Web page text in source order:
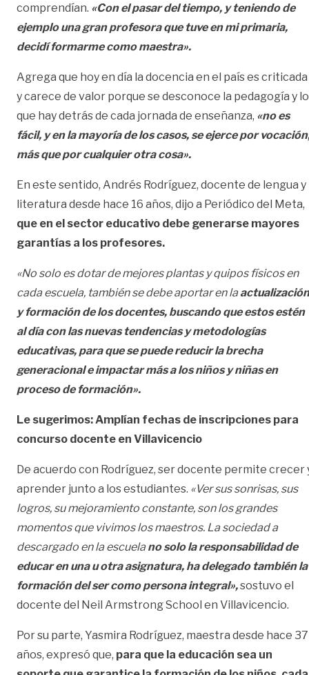
comprendían. «Con el pasar del tiempo, y teniendo de
ejemplo una gran profesora que tuve en mi primaria,
decidí formarme como maestra».
Agrega que hoy en día la docencia en el país es criticada
y carece de valor porque se desconoce la pedagogía y lo
que hay detrás de cada jornada de enseñanza, «no es
fácil, y en la mayoría de los casos, se ejerce por
más que por cualquier otra cosa».
En este sentido, Andrés Rodríguez, docente de lengua y
literatura desde hace 16 años, dijo a Periódico del Meta,
que en el sector educativo debe generarse mayores
garantías a los profesores.
«No solo es dotar de mejores plantas y quipos físicos en
cada escuela, también se debe aportar en laactualización
y formación de los docentes, buscando que estos estén
al día con las nuevas tendencias y metodologías
educativas, para que se puede reducir la brecha
generacional e impactar más a los niños y niñas en
proceso de formación».
Le sugerimos: Amplían fechas de inscripciones para
concurso docente en Villavicencio
De acuerdo con Rodríguez, ser docente permite crecer
aprender junto a los estudiantes. «Ver sus sonrisas, sus
logros, su mejoramiento constante, son los grandes
momentos que vivimos los maestros. La sociedad a
descargado en la escuelano solo la responsabilidad de
educar en una u otra asignatura, ha delegado también la
formación del ser como persona integral»,sostuvo el
docente del Neil Armstrong School en Villavicencio.
Por su parte, Yasmira Rodríguez, maestra desde hace 37
años, expresó que, para que la educación sea un